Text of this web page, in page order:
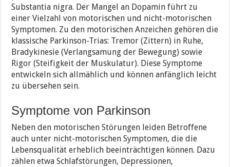
Substantia nigra. Der Mangel an Dopamin führt zu
einer Vielzahl von motorischen und nicht-motorischen
Symptomen. Zu den motorischen Anzeichen gehören die
klassische Parkinson-Trias: Tremor (Zittern) in Ruhe,
Bradykinesie (Verlangsamung der Bewegung) sowie
Rigor (Steifigkeit der Muskulatur). Diese Symptome
entwickeln sich allmählich und können anfänglich leicht
zu übersehen sein.
Symptome von Parkinson
Neben den motorischen Störungen leiden Betroffene
auch unter nicht-motorischen Symptomen, die die
Lebensqualität erheblich beeinträchtigen können. Dazu
zählen etwa Schlafstörungen, Depressionen,